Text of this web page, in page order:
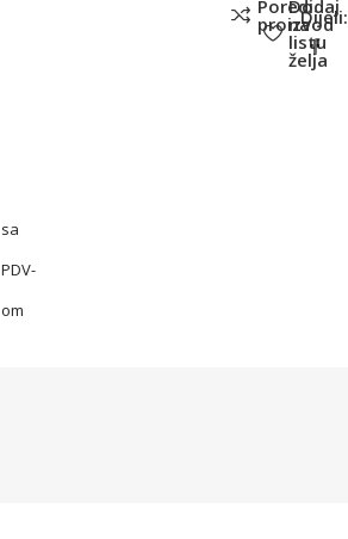
sa
PDV-
om
Poredi
proizvod
Dodaj
na
listu
želja
Dijeli: